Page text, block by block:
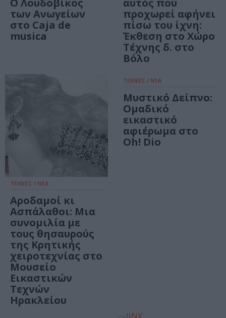
Ο Λουδοβίκος
των Ανωγείων
στο Caja de
musica
αυτός που
προχωρεί αφήνει
πίσω του ίχνη:
Έκθεση στο Χώρο
Τέχνης δ. στο
Βόλο
ΤΕΧΝΕΣ / ΝΕΑ
Αροδαμοί κι
Ασπάλαθοι: Μια
συνομιλία με
τους θησαυρούς
της Κρητικής
χειροτεχνίας στο
Μουσείο
Εικαστικών
Τεχνών
Ηρακλείου
ΤΕΧΝΕΣ / ΝΕΑ
Μυστικό Δείπνο:
Ομαδικό
εικαστικό
αφιέρωμα στο
Oh! Dio